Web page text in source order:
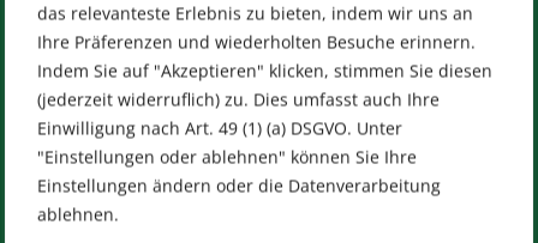
das relevanteste Erlebnis zu bieten, indem wir uns an
Ihre Präferenzen und wiederholten Besuche erinnern.
Indem Sie auf "Akzeptieren" klicken, stimmen Sie diesen
(jederzeit widerruflich) zu. Dies umfasst auch Ihre
Einwilligung nach Art. 49 (1) (a) DSGVO. Unter
"Einstellungen oder ablehnen" können Sie Ihre
Einstellungen ändern oder die Datenverarbeitung
ablehnen.
Impressum AGB
Datenschutz
[wt_cli_manage_consent]
Designed by Dilly